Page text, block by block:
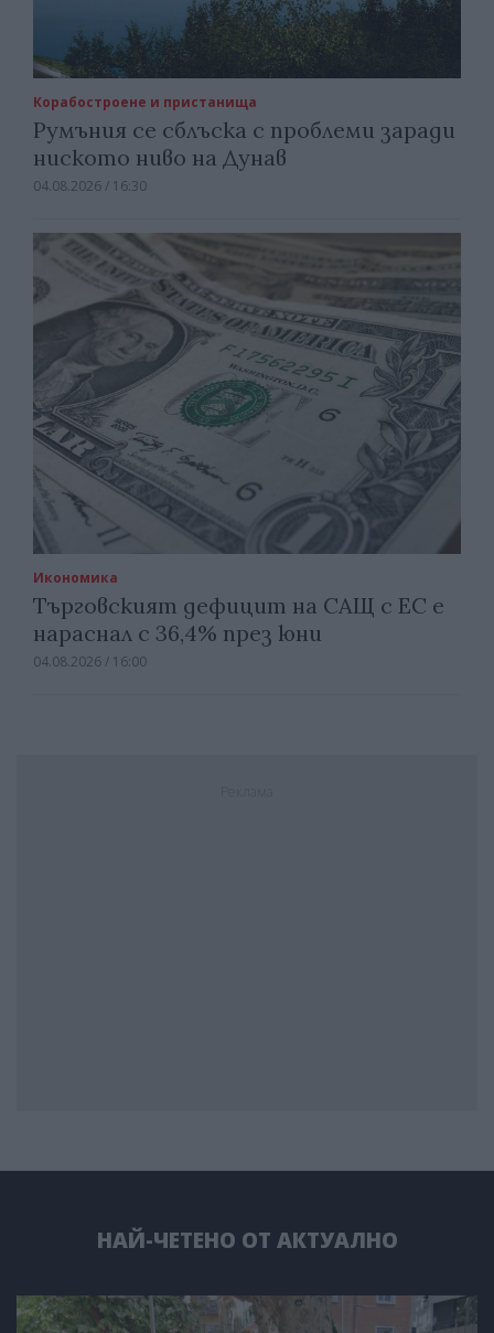
Корабостроене и пристанища
Румъния се сблъска с проблеми заради
ниското ниво на Дунав
04.08.2026 / 16:30
Икономика
Търговският дефицит на САЩ с ЕС е
нараснал с 36,4% през юни
04.08.2026 / 16:00
НАЙ-ЧЕТЕНО ОТ АКТУАЛНО